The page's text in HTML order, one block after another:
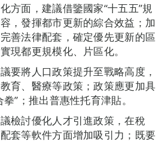
方面，建議借鑒國家“十五五”規
，發揮都市更新的綜合效益；加
善法律配套，確定優先更新的區
現都更規模化、片區化。
要將人口政策提升至戰略高度，
育、醫療等政策；政策應更加具
”；推出普惠性托育津貼。
檢討優化人才引進政策，在稅
套等軟件方面增加吸引力；既要